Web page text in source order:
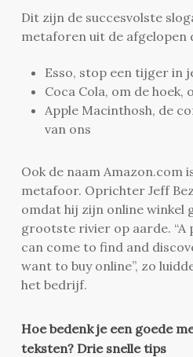
Dit zijn de succesvolste
metaforen uit de afgelopen
Esso, stop een tijger in
Coca Cola, om de hoek,
Apple Macinthosh, de
van ons
Ook de naam Amazon.com
metafoor. Oprichter Jeff
omdat hij zijn online winkel
grootste rivier op aarde. “A
can come to find and
want to buy online”, zo
het bedrijf.
Hoe bedenk je een goede
teksten? Drie snelle tips